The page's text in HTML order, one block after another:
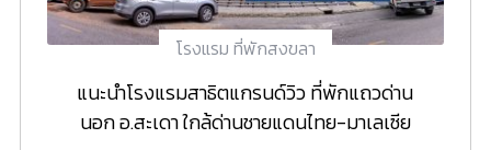
โรงแรม ที่พักสงขลา
แนะนำโรงแรมสาธิตแกรนด์วิว ที่พักแถวด่าน
นอก อ.สะเดา ใกล้ด่านชายแดนไทย-มาเลเซีย